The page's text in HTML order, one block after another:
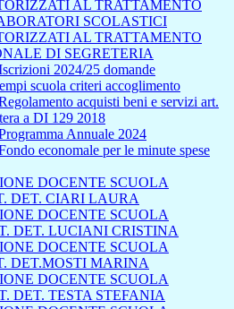
AL TRATTAMENTO
SCOLASTICI
AL TRATTAMENTO
DI SEGRETERIA
2024/25 domande
scuola criteri accoglimento
acquisti beni e servizi art.
a DI 129 2018
Annuale 2024
economale per le minute spese
DOCENTE SCUOLA
DET. CIARI LAURA
DOCENTE SCUOLA
DET. LUCIANI CRISTINA
DOCENTE SCUOLA
DET.MOSTI MARINA
DOCENTE SCUOLA
DET. TESTA STEFANIA